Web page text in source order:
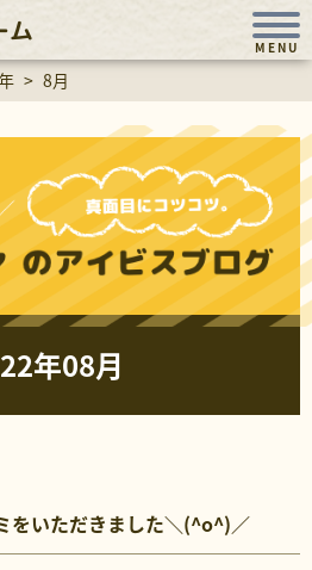
ム
MENU
> 8月
年08月
をいただきました＼(^o^)／